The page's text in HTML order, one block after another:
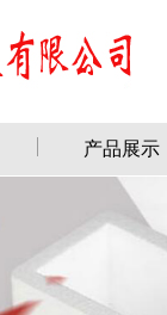
产品展示